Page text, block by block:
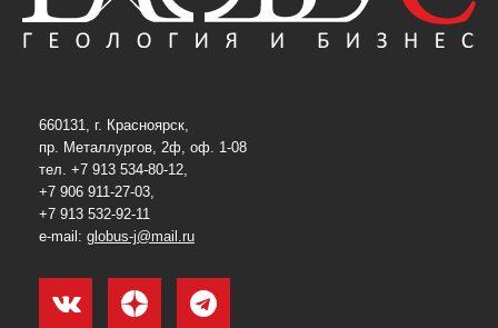
660131, г. Красноярск,
пр. Металлургов, 2ф, оф. 1-08
тел. +7 913 534-80-12,
+7 906 911-27-03,
+7 913 532-92-11
e-mail: globus-j@mail.ru